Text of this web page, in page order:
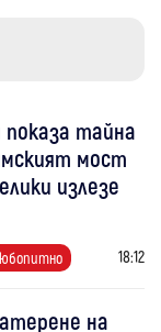
показа тайна
мост
излезе
18:12
на